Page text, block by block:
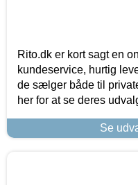
Rito.dk er kort sagt en
kundeservice, hurtig
de sælger både til
her for at se deres
Se